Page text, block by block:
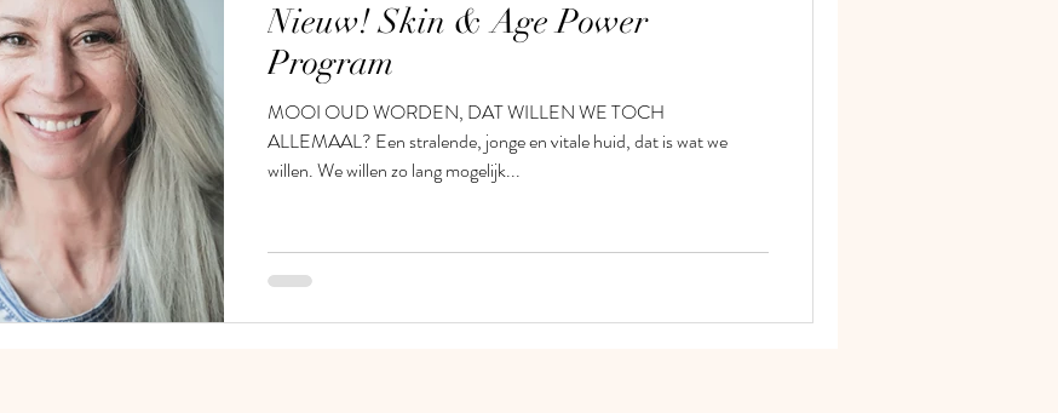
Nieuw! Skin & Age Power
Program
MOOI OUD WORDEN, DAT WILLEN WE TOCH
ALLEMAAL? Een stralende, jonge en vitale huid, dat is wat we
willen. We willen zo lang mogelijk...